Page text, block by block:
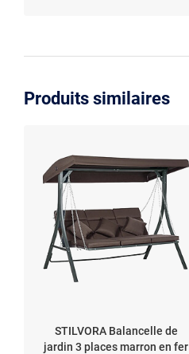
Produits similaires
STILVORA Balancelle de
jardin 3 places marron en fer